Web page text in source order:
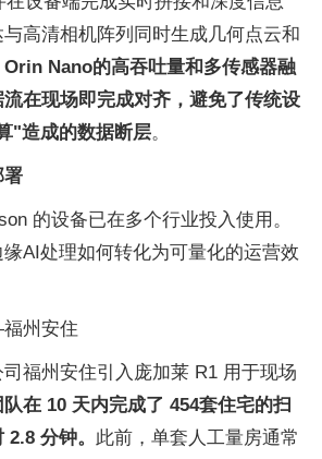
高清相机阵列同时生成几何点云和
Orin Nano的高吞吐量和多传感器融
在现场即完成对齐，避免了传统设
"造成的数据断层。
署
的设备已在多个行业投入使用。
AI处理如何转化为可量化的运营效
州安住
福州安住引入庞加莱 R1 用于现场
在 10 天内完成了 454套住宅的扫
分钟。 此前，单套人工量房通常